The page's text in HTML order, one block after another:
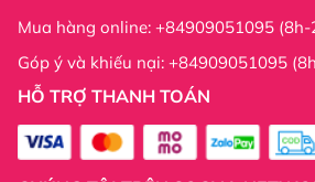
Thông tin công ty:
Mua hàng online: +84909051095 (8h-
Góp ý và khiếu nại: +84909051095
HỖ TRỢ THANH TOÁN